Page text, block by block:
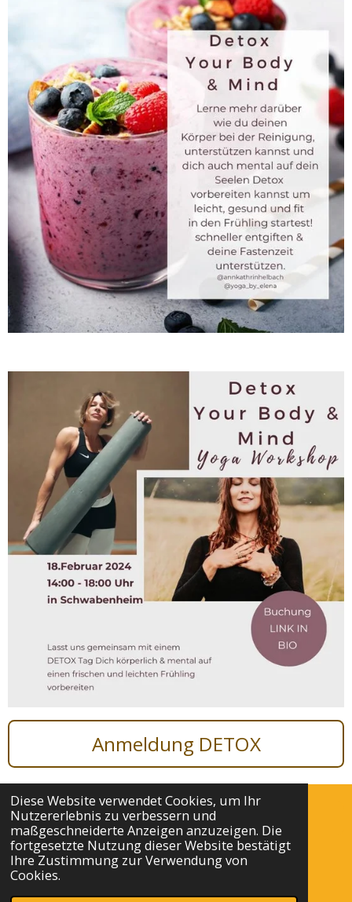
Diese Website verwendet Cookies, um Ihr
Nutzererlebnis zu verbessern und
maßgeschneiderte Anzeigen anzuzeigen. Die
fortgesetzte Nutzung dieser Website bestätigt
Ihre Zustimmung zur Verwendung von
Cookies.
Anmeldung DETOX
Impressum
Datenschutz